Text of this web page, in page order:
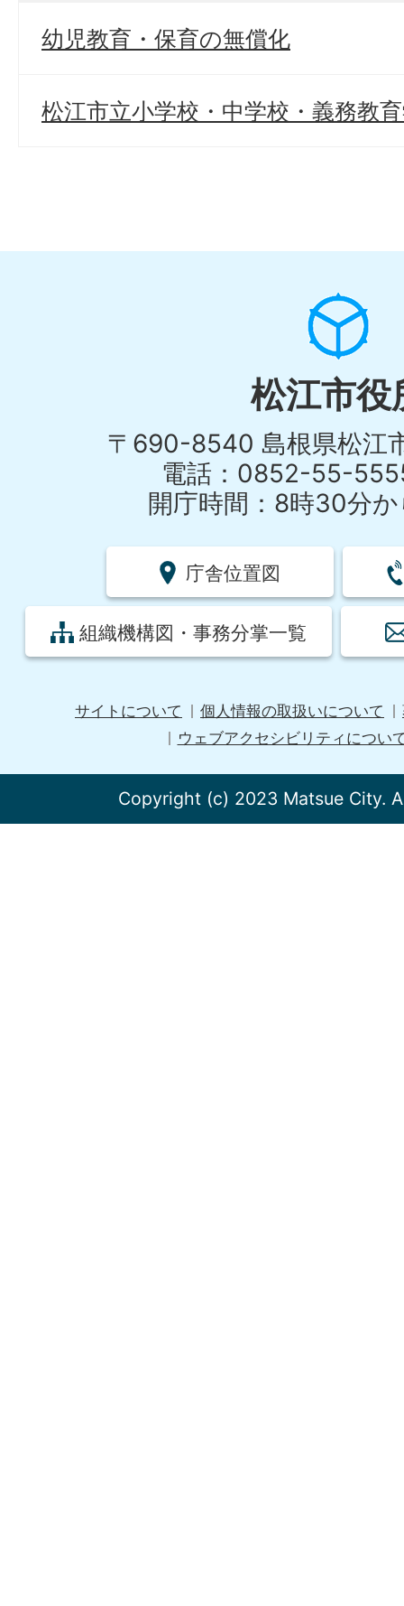
幼児教育・保育の無償化
松江市立小学校・中学校・義務教
松江市役
〒690-8540 島根県松江
電話：0852-55-
開庁時間：8時30分
庁舎位置図
組織機構図・事務分掌一覧
サイトについて 個人情報の取扱いについて
ウェブアクセシビリティについ
Copyright (c) 2023 Matsue City.